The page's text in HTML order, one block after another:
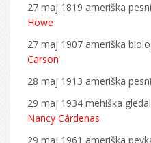
27 maj 1819 ameriška
Howe
27 maj 1907 ameriška
Carson
28 maj 1913 ameriška
29 maj 1934 mehiška
Nancy Cárdenas
29 maj 1961 ameriška